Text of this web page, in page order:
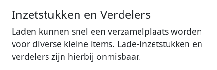
Inzetstukken en Verdelers
Laden kunnen snel een verzamelplaats worden
voor diverse kleine items. Lade-inzetstukken en
verdelers zijn hierbij onmisbaar.